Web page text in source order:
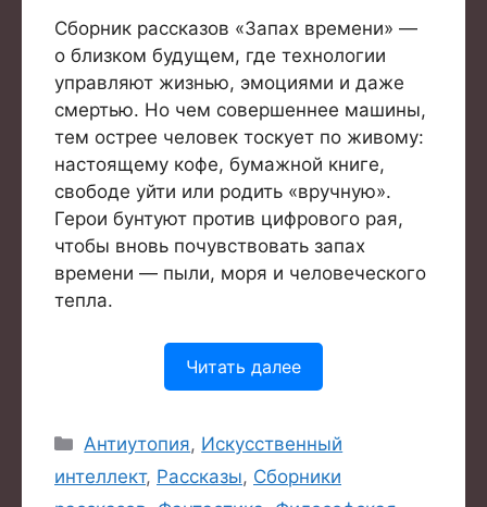
Сборник рассказов «Запах времени» —
о близком будущем, где технологии
управляют жизнью, эмоциями и даже
смертью. Но чем совершеннее машины,
тем острее человек тоскует по живому:
настоящему кофе, бумажной книге,
свободе уйти или родить «вручную».
Герои бунтуют против цифрового рая,
чтобы вновь почувствовать запах
времени — пыли, моря и человеческого
тепла.
Читать далее
Рубрики
Антиутопия, Искусственный
интеллект, Рассказы, Сборники